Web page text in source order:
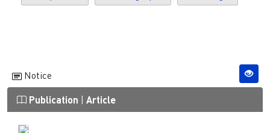
Notice
Publication | Article